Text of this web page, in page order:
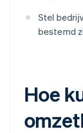
Stel
bestemd
Hoe